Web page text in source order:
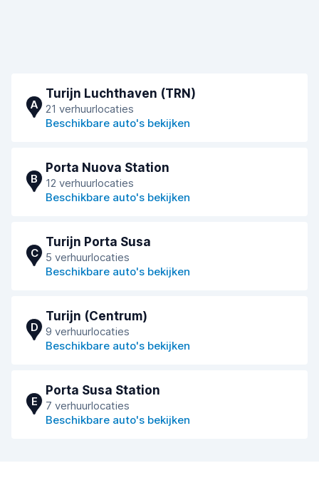
A
Turijn Luchthaven (TRN)
21 verhuurlocaties
Beschikbare auto's bekijken
B
Porta Nuova Station
12 verhuurlocaties
Beschikbare auto's bekijken
C
Turijn Porta Susa
5 verhuurlocaties
Beschikbare auto's bekijken
D
Turijn (Centrum)
9 verhuurlocaties
Beschikbare auto's bekijken
E
Porta Susa Station
7 verhuurlocaties
Beschikbare auto's bekijken